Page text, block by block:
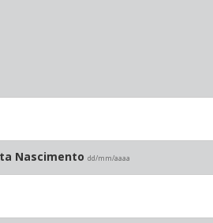
Nascimento dd/mm/aaaa